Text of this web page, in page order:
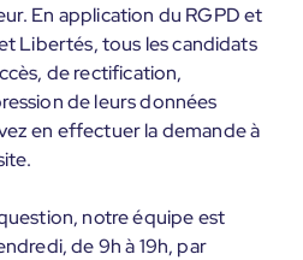
En application du RGPD et
Libertés, tous les candidats
de rectification,
de leurs données
en effectuer la demande à
notre équipe est
de 9h à 19h, par